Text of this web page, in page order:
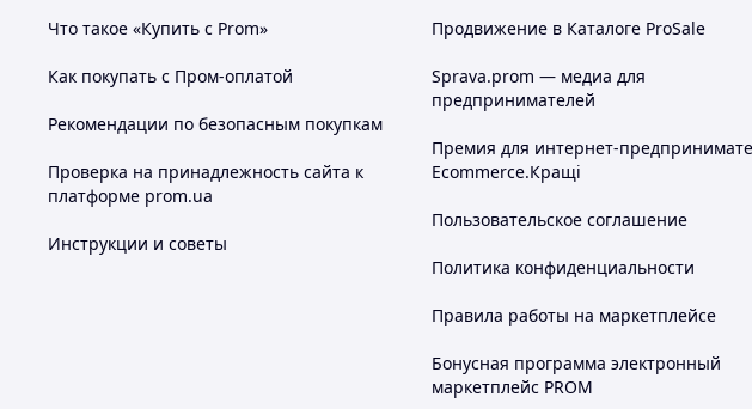
Что такое «Купить с Prom»
Как покупать с Пром-оплатой
Рекомендации по безопасным покупкам
Проверка на принадлежность сайта к
платформе prom.ua
Инструкции и советы
Продвижение в Каталоге ProSale
Sprava.prom — медиа для
предпринимателей
Премия для интернет-
Ecommerce.Кращі
Пользовательское соглашение
Политика конфиденциальности
Правила работы на маркетплейсе
Бонусная программа электронный
маркетплейс PROM